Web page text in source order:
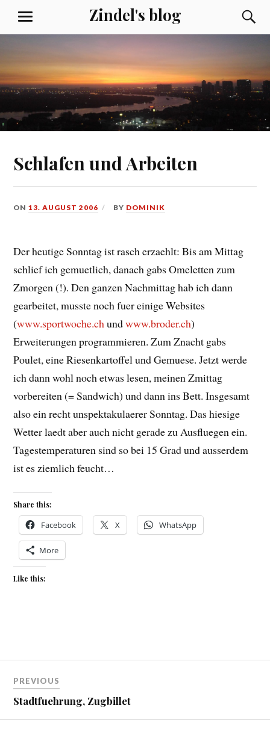
content
Zindel's blog
MENU
Schlafen und Arbeiten
ON13. AUGUST 2006 BY DOMINIK
Der heutige Sonntag ist rasch erzaehlt: Bis am Mittag
schlief ich gemuetlich, danach gabs Omeletten zum
Zmorgen (!). Den ganzen Nachmittag hab ich dann
gearbeitet, musste noch fuer einige Websites
(www.sportwoche.ch undwww.broder.ch)
Erweiterungen programmieren. Zum Znacht gabs
Poulet, eine Riesenkartoffel und Gemuese. Jetzt werde
ich dann wohl noch etwas lesen, meinen Zmittag
vorbereiten (= Sandwich) und dann ins Bett. Insgesamt
also ein recht unspektakulaerer Sonntag. Das hiesige
Wetter laedt aber auch nicht gerade zu Ausfluegen ein.
Tagestemperaturen sind so bei 15 Grad und ausserdem
ist es ziemlich feucht…
Share this:
Facebook X WhatsApp
More
Like this:
PREVIOUS
Stadtfuehrung, Zugbillet